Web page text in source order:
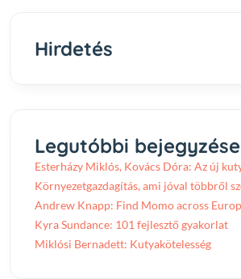
Hirdetés
Legutóbbi
Esterházy Miklós, Kovács Dóra: Az új
Környezetgazdagítás, ami jóval többről
Andrew Knapp: Find Momo across
Kyra Sundance: 101 fejlesztő gyakorlat
Miklósi Bernadett: Kutyakötelesség